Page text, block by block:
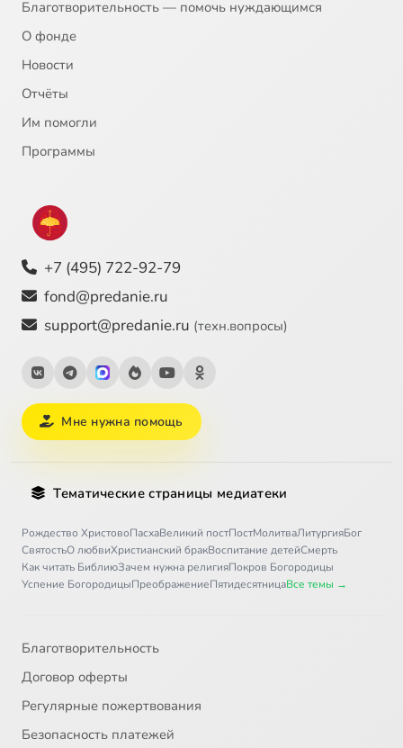
Благотворительность — помочь нуждающимся
О фонде
Новости
Отчёты
Им помогли
Программы
+7 (495) 722-92-79
fond@predanie.ru
support@predanie.ru (техн.вопросы)
Мне нужна помощь
Тематические страницы медиатеки
Рождество ХристовоПасхаВеликий постПостМолитваЛитургияБог
СвятостьО любвиХристианский бракВоспитание детейСмерть
Как читать БиблиюЗачем нужна религияПокров Богородицы
Успение БогородицыПреображениеПятидесятницаВсе темы →
Благотворительность
Договор оферты
Регулярные пожертвования
Безопасность платежей